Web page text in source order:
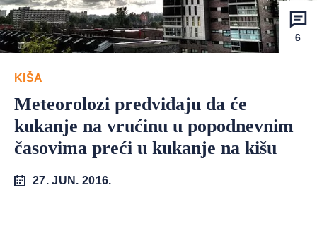
6
KIŠA
Meteorolozi predviđaju da će
kukanje na vrućinu u popodnevnim
časovima preći u kukanje na kišu
27. JUN. 2016.